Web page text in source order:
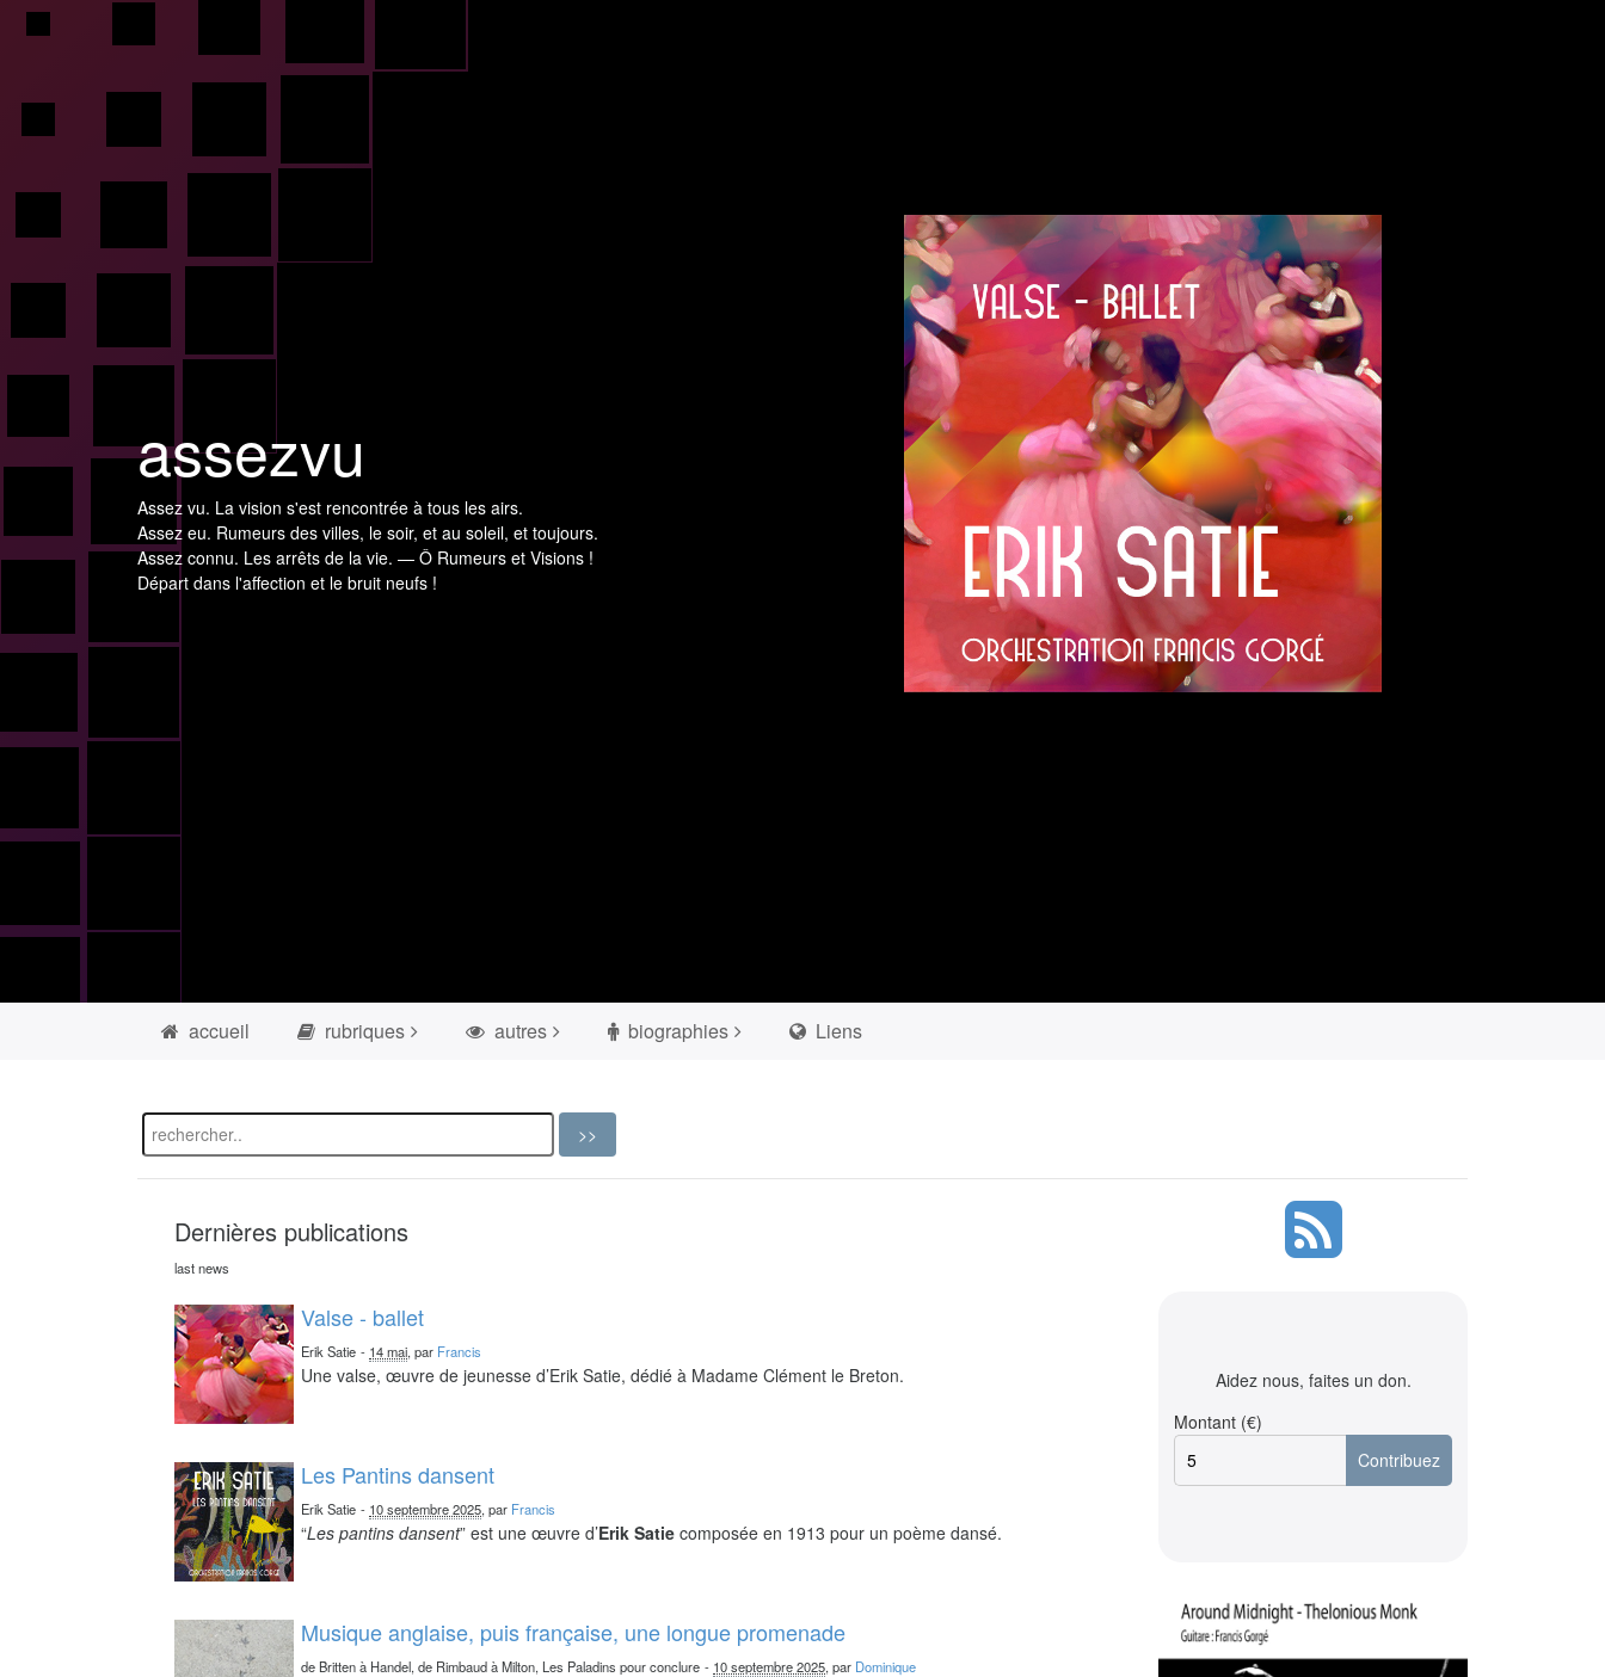
assezvu
Assez vu. La vision s'est rencontrée à tous les airs.
Assez eu. Rumeurs des villes, le soir, et au soleil, et toujours.
Assez connu. Les arrêts de la vie. — Ô Rumeurs et Visions !
Départ dans l'affection et le bruit neufs !
accueil rubriques autres biographies Liens
Dernières publications
last news
Valse - ballet
Erik Satie - 14 mai, par Francis
Une valse, œuvre de jeunesse d’Erik Satie, dédié à Madame Clément le Breton.
Les Pantins dansent
Erik Satie - 10 septembre 2025, par Francis
“Les pantins dansent” est une œuvre d’Erik Satie composée en 1913 pour un poème dansé.
Musique anglaise, puis française, une longue promenade
de Britten à Handel, de Rimbaud à Milton, Les Paladins pour conclure - 10 septembre 2025, par Dominique
Aidez nous, faites un don.
Montant (€)